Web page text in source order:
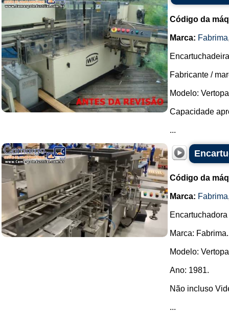
Código da
Marca: Fabrima
Fabricante /
Modelo:
Capacidade
...
Código da
Marca: Fabrima
Marca: Fabrima.
Modelo:
Ano: 1981.
Não incluso
...